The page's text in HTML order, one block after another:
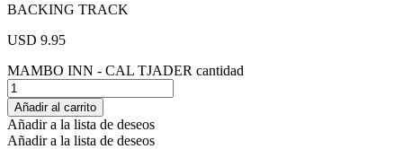
BACKING TRACK
USD 9.95
MAMBO INN - CAL TJADER cantidad
Añadir al carrito
Añadir a la lista de deseos
Añadir a la lista de deseos